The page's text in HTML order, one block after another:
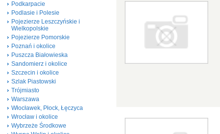
Podkarpacie
Podlasie i Polesie
Pojezierze Leszczyńskie i
Wielkopolskie
Pojezierze Pomorskie
Poznań i okolice
Puszcza Białowieska
Sandomierz i okolice
Szczecin i okolice
Szlak Piastowski
Trójmiasto
Warszawa
Włocławek, Płock, Łęczyca
Wrocław i okolice
Wybrzeże Środkowe